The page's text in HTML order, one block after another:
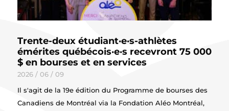
Trente-deux étudiant·e·s-athlètes
émérites québécois·e·s recevront 75 000
$ en bourses et en services
2026 / 06 / 09
Il s'agit de la 19e édition du Programme de bourses des
Canadiens de Montréal via la Fondation Aléo Montréal,